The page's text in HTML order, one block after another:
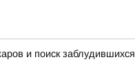
и поиск заблудившихся